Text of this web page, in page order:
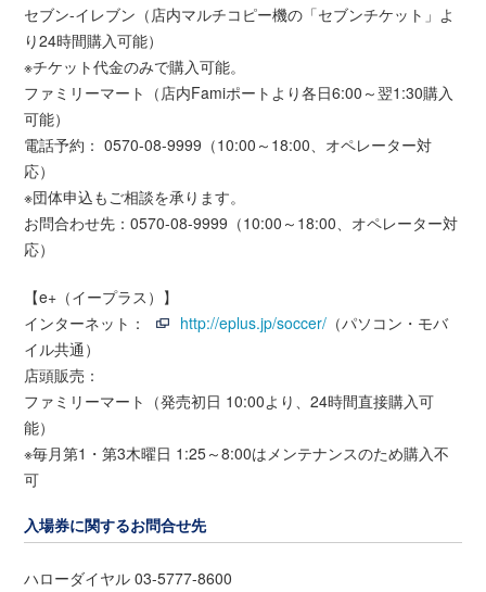
セブン-イレブン（店内マルチコピー機の「セブンチケット」よ
り24時間購入可能）
※チケット代金のみで購入可能。
ファミリーマート（店内Famiポートより各日6:00～翌1:30購入
可能）
電話予約： 0570-08-9999（10:00～18:00、オペレーター対
応）
※団体申込もご相談を承ります。
お問合わせ先：0570-08-9999（10:00～18:00、オペレーター対
応）
【e+（イープラス）】
インターネット：
http://eplus.jp/soccer/ （パソコン・モバ
イル共通）
店頭販売：
ファミリーマート（発売初日 10:00より、24時間直接購入可
能）
※毎月第1・第3木曜日 1:25～8:00はメンテナンスのため購入不
可
入場券に関するお問合せ先
ハローダイヤル 03-5777-8600